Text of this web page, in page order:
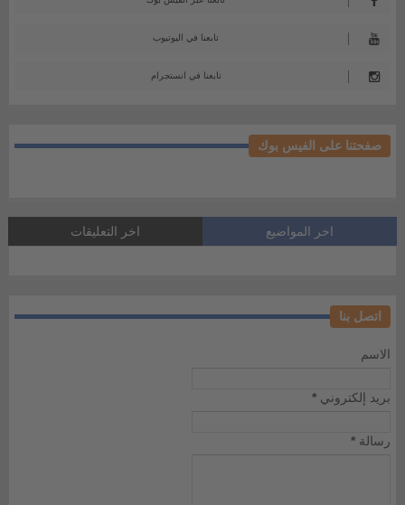
تابعنا في اليوتيوب
تابعنا في انستجرام
صفحتنا على الفيس بوك
اخر المواضيع اخر التعليقات
اتصل بنا
الاسم
بريد إلكتروني *
رسالة *